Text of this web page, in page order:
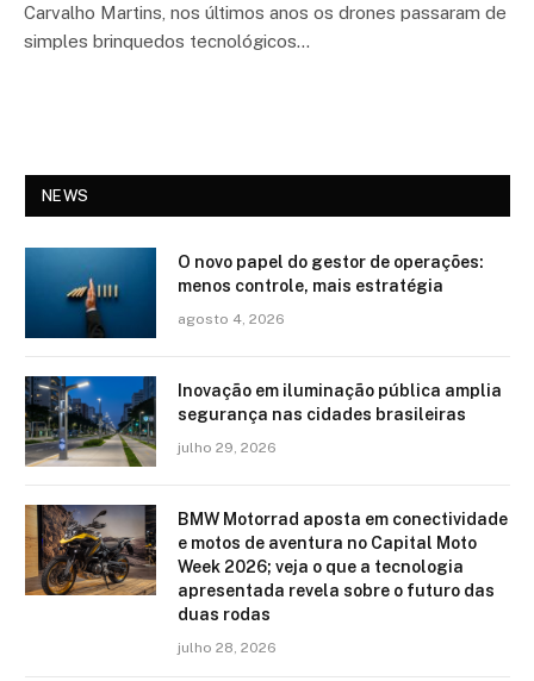
Carvalho Martins, nos últimos anos os drones passaram de
simples brinquedos tecnológicos…
NEWS
O novo papel do gestor de operações:
menos controle, mais estratégia
agosto 4, 2026
Inovação em iluminação pública amplia
segurança nas cidades brasileiras
julho 29, 2026
BMW Motorrad aposta em conectividade
e motos de aventura no Capital Moto
Week 2026; veja o que a tecnologia
apresentada revela sobre o futuro das
duas rodas
julho 28, 2026